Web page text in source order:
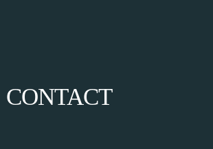
CONTACT